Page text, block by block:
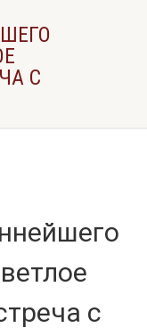
С
с